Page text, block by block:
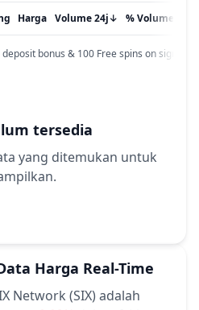
Harga ↓
Volume 24j % Volume
bonus & 100 Free spins on sign up!
tersedia
yang ditemukan untuk
Harga Real-Time
Network (SIX) adalah